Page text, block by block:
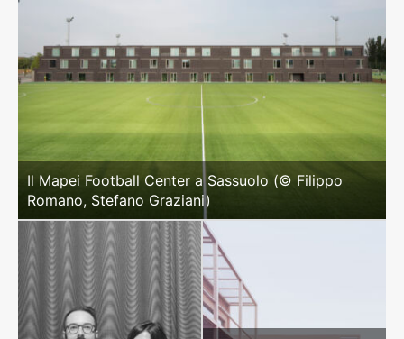
Il Mapei Football Center a Sassuolo (© Filippo
Romano, Stefano Graziani)